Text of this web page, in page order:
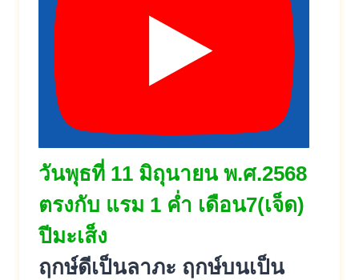
วันพุธที่ 11 มิถุนายน พ.ศ.2568
ตรงกับ แรม 1 ค่ำ เดือน7(เจ็ด)
ปีมะเส็ง
ฤกษ์ดีเป็นลาภะ ฤกษ์บนเป็น